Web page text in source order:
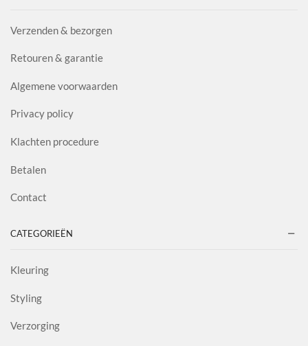
Verzenden & bezorgen
Retouren & garantie
Algemene voorwaarden
Privacy policy
Klachten procedure
Betalen
Contact
CATEGORIEËN
Kleuring
Styling
Verzorging